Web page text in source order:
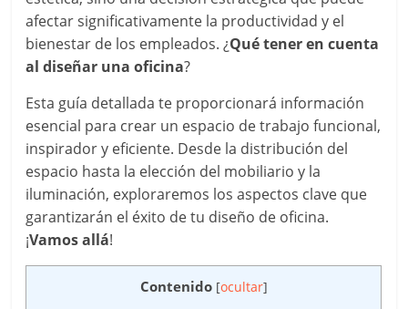
afectar significativamente la productividad y el
bienestar de los empleados. ¿Qué tener en cuenta
al diseñar una oficina?
Esta guía detallada te proporcionará información
esencial para crear un espacio de trabajo funcional,
inspirador y eficiente. Desde la distribución del
espacio hasta la elección del mobiliario y la
iluminación, exploraremos los aspectos clave que
garantizarán el éxito de tu diseño de oficina.
¡Vamos allá!
Contenido [ocultar]